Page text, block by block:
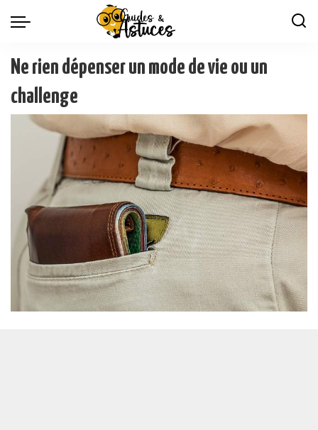
Ne rien dépenser un mode de vie ou un
challenge